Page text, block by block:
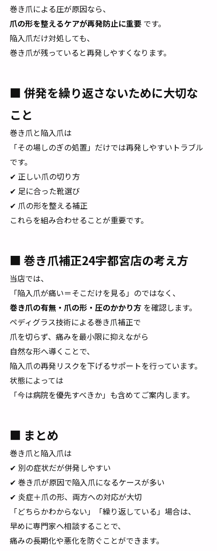
巻き爪による圧が原因なら、
爪の形を整えるケアが再発防止に重要 です。
陥入爪だけ対処しても、
巻き爪が残っていると再発しやすくなります。
■ 併発を繰り返さないために大切な
こと
巻き爪と陥入爪は
「その場しのぎの処置」だけでは再発しやすいトラブル
です。
✔ 正しい爪の切り方
✔ 足に合った靴選び
✔ 爪の形を整える補正
これらを組み合わせることが重要です。
■ 巻き爪補正24宇都宮店の考え方
当店では、
「陥入爪が痛い＝そこだけを見る」のではなく、
巻き爪の有無・爪の形・圧のかかり方 を確認します。
ペディグラス技術による巻き爪補正で
爪を切らず、痛みを最小限に抑えながら
自然な形へ導くことで、
陥入爪の再発リスクを下げるサポートを行っています。
状態によっては
「今は病院を優先すべきか」も含めてご案内します。
■ まとめ
巻き爪と陥入爪は
✔ 別の症状だが併発しやすい
✔ 巻き爪が原因で陥入爪になるケースが多い
✔ 炎症＋爪の形、両方への対応が大切
「どちらかわからない」「繰り返している」場合は、
早めに専門家へ相談することで、
痛みの長期化や悪化を防ぐことができます。